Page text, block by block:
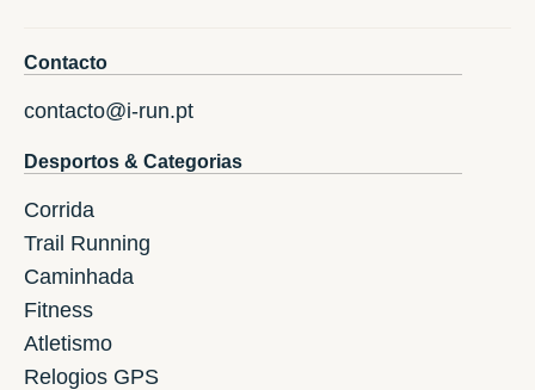
Contacto
contacto@i-run.pt
Desportos & Categorias
Corrida
Trail Running
Caminhada
Fitness
Atletismo
Relogios GPS